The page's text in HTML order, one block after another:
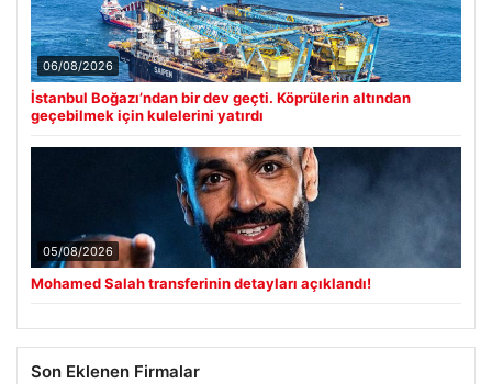
06/08/2026
İstanbul Boğazı’ndan bir dev geçti. Köprülerin altından
geçebilmek için kulelerini yatırdı
05/08/2026
Mohamed Salah transferinin detayları açıklandı!
Son Eklenen Firmalar